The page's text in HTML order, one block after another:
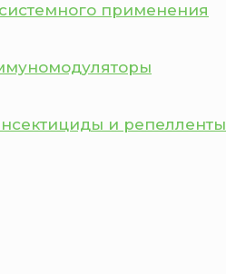
применения
и репелленты